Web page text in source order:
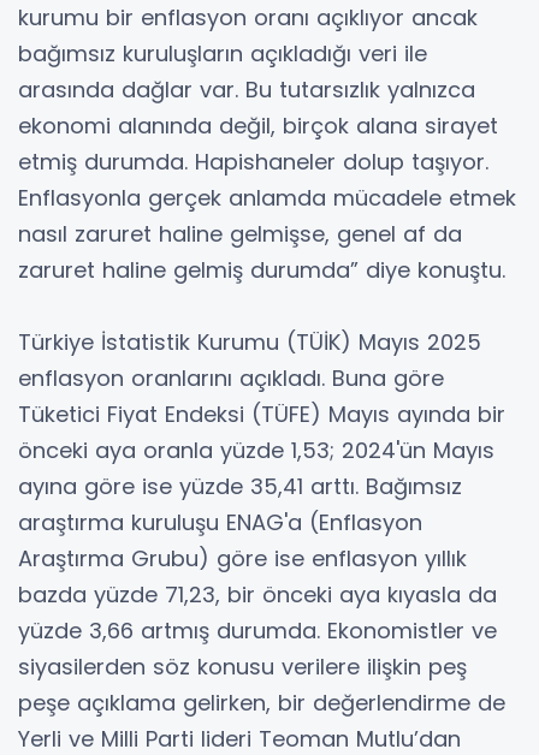
kurumu bir enflasyon oranı açıklıyor ancak
bağımsız kuruluşların açıkladığı veri ile
arasında dağlar var. Bu tutarsızlık yalnızca
ekonomi alanında değil, birçok alana sirayet
etmiş durumda. Hapishaneler dolup taşıyor.
Enflasyonla gerçek anlamda mücadele etmek
nasıl zaruret haline gelmişse, genel af da
zaruret haline gelmiş durumda” diye konuştu.
Türkiye İstatistik Kurumu (TÜİK) Mayıs 2025
enflasyon oranlarını açıkladı. Buna göre
Tüketici Fiyat Endeksi (TÜFE) Mayıs ayında bir
önceki aya oranla yüzde 1,53; 2024'ün Mayıs
ayına göre ise yüzde 35,41 arttı. Bağımsız
araştırma kuruluşu ENAG'a (Enflasyon
Araştırma Grubu) göre ise enflasyon yıllık
bazda yüzde 71,23, bir önceki aya kıyasla da
yüzde 3,66 artmış durumda. Ekonomistler ve
siyasilerden söz konusu verilere ilişkin peş
peşe açıklama gelirken, bir değerlendirme de
Yerli ve Milli Parti lideri Teoman Mutlu’dan